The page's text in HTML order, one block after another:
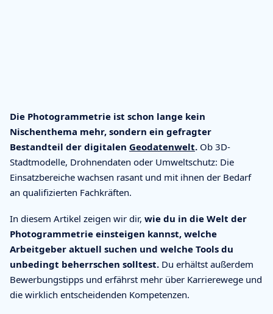
Die Photogrammetrie ist schon lange kein
Nischenthema mehr, sondern ein gefragter
Bestandteil der digitalen Geodatenwelt. Ob 3D-
Stadtmodelle, Drohnendaten oder Umweltschutz: Die
Einsatzbereiche wachsen rasant und mit ihnen der Bedarf
an qualifizierten Fachkräften.
In diesem Artikel zeigen wir dir, wie du in die Welt der
Photogrammetrie einsteigen kannst, welche
Arbeitgeber aktuell suchen und welche Tools du
unbedingt beherrschen solltest. Du erhältst außerdem
Bewerbungstipps und erfährst mehr über Karrierewege und
die wirklich entscheidenden Kompetenzen.